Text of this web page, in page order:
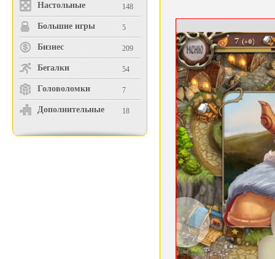
Настольные 148
Большие игры 5
Бизнес 209
Бегалки 54
Головоломки 7
Дополнительные 18